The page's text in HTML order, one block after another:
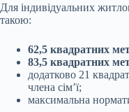
Для індивідуальних
такою:
62,5 квадратних
83,5 квадратних
додатково 21
члена сім’ї;
максимальна